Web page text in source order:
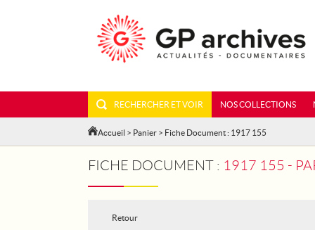
RECHERCHER ET VOIR NOS COLLECTIONS
Accueil > Panier > Fiche Document : 1917 155
FICHE DOCUMENT : 1917 155 -
Retour